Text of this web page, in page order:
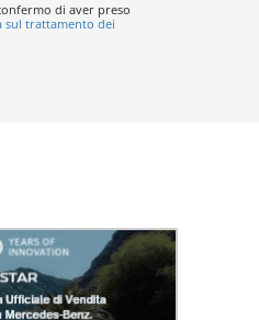
di aver preso
sul trattamento dei